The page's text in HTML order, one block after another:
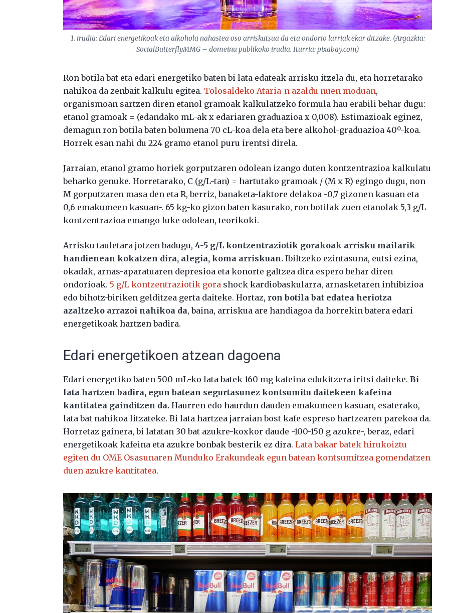
1. irudia: Edari energetikoak eta alkohola nahastea oso arriskutsua da eta ondorio larriak ekar ditzake. (Argazkia:
SocialButterflyMMG – domeinu publikoko irudia. Iturria: pixabay.com)
Ron botila bat eta edari energetiko baten bi lata edateak arrisku itzela du, eta horretarako
nahikoa da zenbait kalkulu egitea. Tolosaldeko Ataria-n azaldu nuen moduan,
organismoan sartzen diren etanol gramoak kalkulatzeko formula hau erabili behar dugu:
etanol gramoak = (edandako mL-ak x edariaren graduazioa x 0,008). Estimazioak eginez,
demagun ron botila baten bolumena 70 cL-koa dela eta bere alkohol-graduazioa 40º-koa.
Horrek esan nahi du 224 gramo etanol puru irentsi direla.
Jarraian, etanol gramo horiek gorputzaren odolean izango duten kontzentrazioa kalkulatu
beharko genuke. Horretarako, C (g/L-tan) = hartutako gramoak / (M x R) egingo dugu, non
M gorputzaren masa den eta R, berriz, banaketa-faktore delakoa -0,7 gizonen kasuan eta
0,6 emakumeen kasuan-. 65 kg-ko gizon baten kasurako, ron botilak zuen etanolak 5,3 g/L
kontzentrazioa emango luke odolean, teorikoki.
Arrisku tauletara jotzen badugu,4-5 g/L kontzentraziotik gorakoak arrisku mailarik
handienean kokatzen dira, alegia, koma arriskuan. Ibiltzeko ezintasuna, eutsi ezina,
okadak, arnas-aparatuaren depresioa eta konorte galtzea dira espero behar diren
ondorioak.5 g/L kontzentraziotik gora shock kardiobaskularra, arnasketaren inhibizioa
edo bihotz-biriken gelditzea gerta daiteke. Hortaz, ron botila bat edatea heriotza
azaltzeko arrazoi nahikoa da, baina, arriskua are handiagoa da horrekin batera edari
energetikoak hartzen badira.
Edari energetikoen atzean dagoena
Edari energetiko baten 500 mL-ko lata batek 160 mg kafeina edukitzera iritsi daiteke.Bi
lata hartzen badira, egun batean segurtasunez kontsumitu daitekeen kafeina
kantitatea gainditzen da. Haurren edo haurdun dauden emakumeen kasuan, esaterako,
lata bat nahikoa litzateke. Bi lata hartzea jarraian bost kafe espreso hartzearen parekoa da.
Horretaz gainera, bi latatan 30 bat azukre-koxkor daude -100-150 g azukre-, beraz, edari
energetikoak kafeina eta azukre bonbak besterik ez dira.Lata bakar batek hirukoiztu
egiten du OME Osasunaren Munduko Erakundeak egun batean kontsumitzea gomendatzen
duen azukre kantitatea.